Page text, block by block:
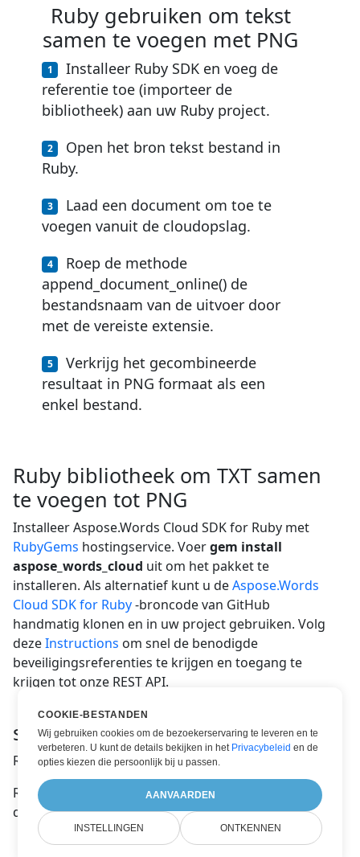
Ruby gebruiken om tekst
samen te voegen met PNG
Installeer Ruby SDK en voeg de
referentie toe (importeer de
bibliotheek) aan uw Ruby project.
Open het bron tekst bestand in
Ruby.
Laad een document om toe te
voegen vanuit de cloudopslag.
Roep de methode
append_document_online() de
bestandsnaam van de uitvoer door
met de vereiste extensie.
Verkrijg het gecombineerde
resultaat in PNG formaat als een
enkel bestand.
Ruby bibliotheek om TXT samen
te voegen tot PNG
Installeer Aspose.Words Cloud SDK for Ruby met
RubyGems hostingservice. Voergem install
aspose_words_cloud uit om het pakket te
installeren. Als alternatief kunt u deAspose.Words
Cloud SDK for Ruby-broncode van GitHub
handmatig klonen en in uw project gebruiken. Volg
dezeInstructions om snel de benodigde
beveiligingsreferenties te krijgen en toegang te
krijgen tot onze REST API.
systeem vereisten
Ruby 2.6 of nieuwer
Raadpleeg de
Repository Documentation
details te zien.
COOKIE-BESTANDEN
Wij gebruiken cookies om de bezoekerservaring te leveren en te
verbeteren. U kunt de details bekijken in het Privacybeleid en de
opties kiezen die persoonlijk bij u passen.
AANVAARDEN
INSTELLINGEN ONTKENNEN